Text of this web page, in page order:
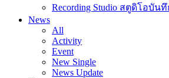
Recording Studio สตูดิโอบันทึ
News
All
Activity
Event
New Single
News Update